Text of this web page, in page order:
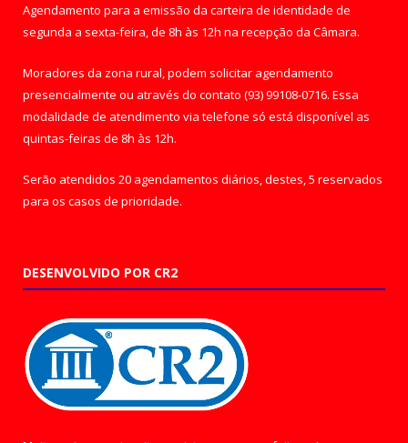
Agendamento para a emissão da carteira de identidade de
segunda a sexta-feira, de 8h às 12h na recepção da Câmara.
Moradores da zona rural, podem solicitar agendamento
presencialmente ou através do contato (93) 99108-0716. Essa
modalidade de atendimento via telefone só está disponível as
quintas-feiras de 8h às 12h.
Serão atendidos 20 agendamentos diários, destes, 5 reservados
para os casos de prioridade.
DESENVOLVIDO POR CR2